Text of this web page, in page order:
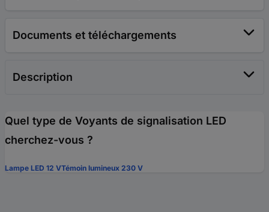
Documents et téléchargements
Description
Quel type de Voyants de signalisation LED
cherchez-vous ?
Lampe LED 12 VTémoin lumineux 230 V